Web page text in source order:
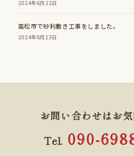
2024年6月22日
高松市で砂利敷き工事をしました。
2024年6月13日
お問い合わせはお
Tel. 090-